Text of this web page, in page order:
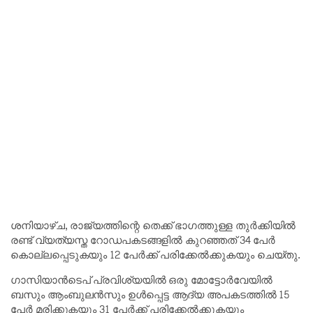
ശനിയാഴ്ച, രാജ്യത്തിന്റെ തെക്ക് ഭാഗത്തുള്ള തുർക്കിയിൽ
രണ്ട് വ്യത്യസ്ത റോഡപകടങ്ങളിൽ കുറഞ്ഞത് 34 പേർ
കൊല്ലപ്പെടുകയും 12 പേർക്ക് പരിക്കേൽക്കുകയും ചെയ്തു.
ഗാസിയാൻടെപ് പ്രവിശ്യയിൽ ഒരു മോട്ടോർവേയിൽ
ബസും ആംബുലൻസും ഉൾപ്പെട്ട ആദ്യ അപകടത്തിൽ 15